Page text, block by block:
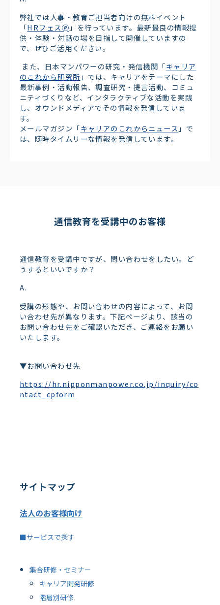
弊社では人事・教育ご担当者向けの無料イベント
「HRフェス🄬 」を行っています。最新最良の情報提
供・体験・対話の場を目指して開催していますの
で、ぜひご活用ください。
また、日本マンパワーの研究・発信機関「キャリア
のこれから研究所 」では、キャリアをテーマにした
最新事例・活動報告、調査研究・提言活動、コミュ
ニティづくりなど、インタラクティブな活動を実践
し、オウンドメディアでその情報を発信していま
す。
メールマガジン「キャリアのこれからニュース 」で
は、随時タイムリーな情報を発信しています。
通信教育を受講中のお客様
通信教育を受講中ですが、問い合わせをしたい。ど
うするといいですか？
受講の形態や、お問い合わせの内容によって、お問
い合わせ先が異なります。下記ページより、該当の
お問い合わせ先をご確認いただき、ご連絡をお願い
いたします。
▼お問い合わせ先
https://hr.nipponmanpower.co.jp/inquiry/co
ntact_cpform
サイトマップ
法人のお客様向け
■サービスで探す
集合研修・セミナー
キャリア開発研修
階層別研修